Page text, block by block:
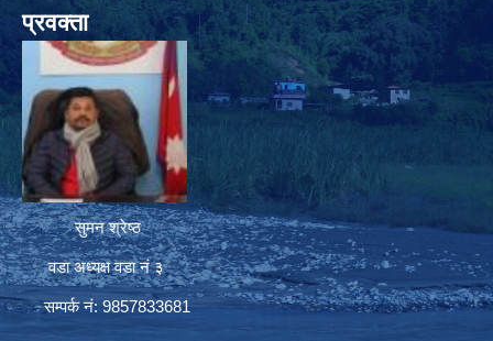
प्रवक्ता
सुमन श्रेष्ठ
वडा अध्यक्ष वडा नं ३
सम्पर्क नं: 9857833681